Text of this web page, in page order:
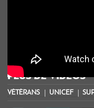
PLUS DE VIDÉOS
VÉTÉRANS UNICEF